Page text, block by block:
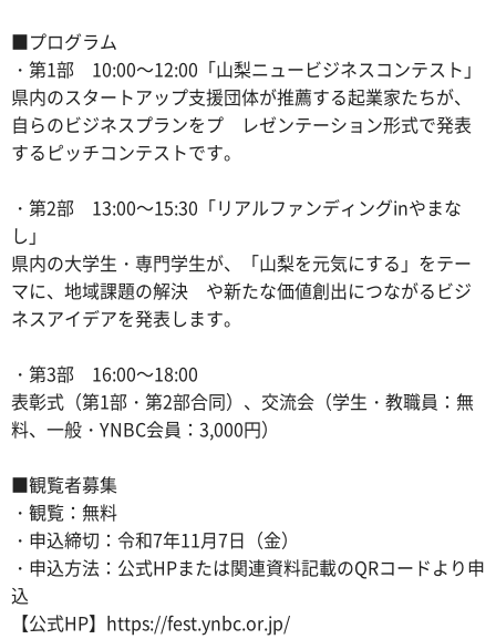
■プログラム
・第1部 10:00～12:00「山梨ニュービジネスコンテスト」
県内のスタートアップ支援団体が推薦する起業家たちが、
自らのビジネスプランをプ レゼンテーション形式で発表
するピッチコンテストです。
・第2部 13:00～15:30「リアルファンディングinやまな
し」
県内の大学生・専門学生が、「山梨を元気にする」をテー
マに、地域課題の解決 や新たな価値創出につながるビジ
ネスアイデアを発表します。
・第3部 16:00～18:00
表彰式（第1部・第2部合同）、交流会（学生・教職員：無
料、一般・YNBC会員：3,000円）
■観覧者募集
・観覧：無料
・申込締切：令和7年11月7日（金）
・申込方法：公式HPまたは関連資料記載のQRコードより申
込
【公式HP】https://fest.ynbc.or.jp/